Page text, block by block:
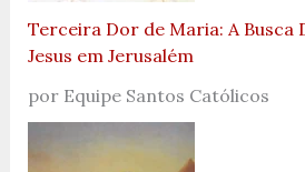
Terceira Dor de Maria: A Busca
Jesus em Jerusalém
por Equipe Santos Católicos